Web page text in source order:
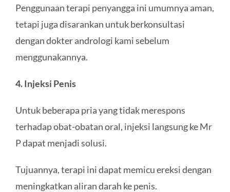
Penggunaan terapi penyangga ini umumnya aman,
tetapi juga disarankan untuk berkonsultasi
dengan dokter andrologi kami sebelum
menggunakannya.
4. Injeksi Penis
Untuk beberapa pria yang tidak merespons
terhadap obat-obatan oral, injeksi langsung ke Mr
P dapat menjadi solusi.
Tujuannya, terapi ini dapat memicu ereksi dengan
meningkatkan aliran darah ke penis.